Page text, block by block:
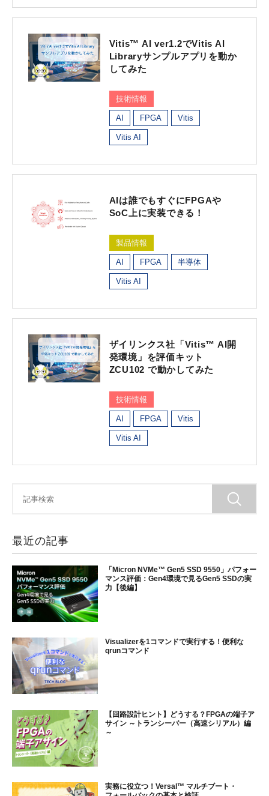
Vitis™ AI ver1.2でVitis AI
Libraryサンプルアプリを動か
してみた
技術情報
AI FPGA Vitis
Vitis AI
AIは誰でもすぐにFPGAや
SoC上に実装できる！
製品情報
AI FPGA 半導体
Vitis AI
ザイリンクス社「Vitis™ AI開
発環境」を評価キット
ZCU102 で動かしてみた
技術情報
AI FPGA Vitis
Vitis AI
最近の記事
「Micron NVMe™ Gen5 SSD 9550」パフォー
マンス評価：Gen4環境で見るGen5 SSDの実
力【後編】
Visualizerを1コマンドで実行する！便利な
qrunコマンド
【回路設計ヒント】どうする？FPGAの端子ア
サイン ～トランシーバー（高速シリアル）編
～
実務に役立つ！Versal™ マルチブート・